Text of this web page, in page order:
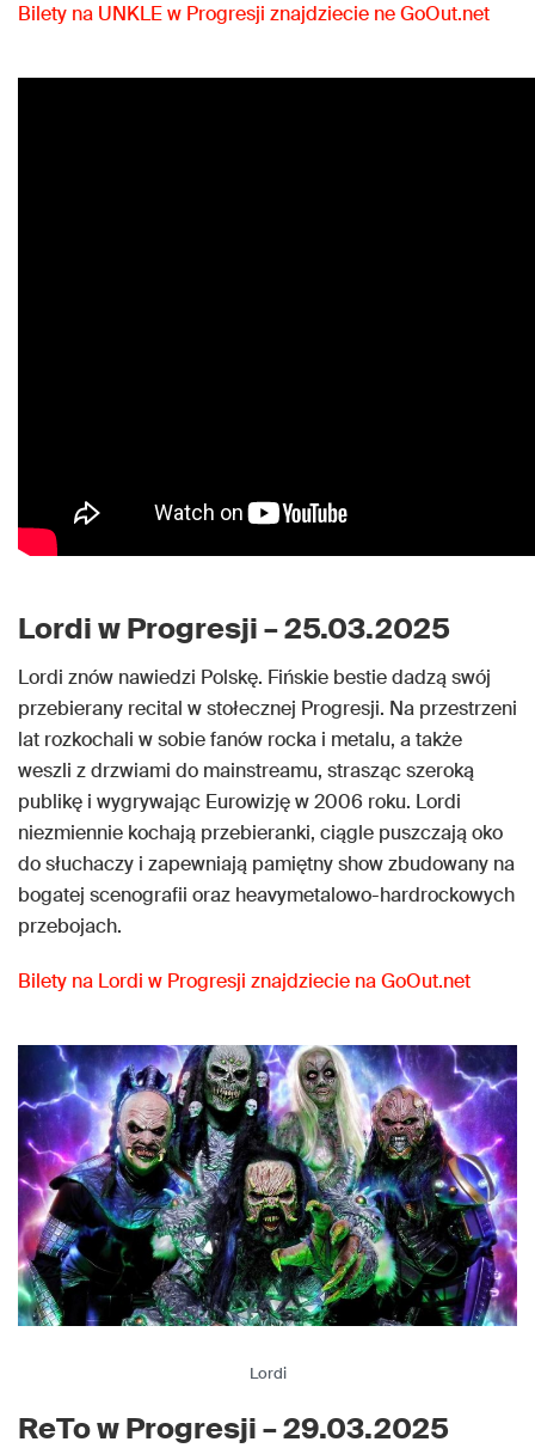
Bilety na UNKLE w Progresji znajdziecie ne GoOut.net
Lordi w Progresji – 25.03.2025
Lordi znów nawiedzi Polskę. Fińskie bestie dadzą swój
przebierany recital w stołecznej Progresji. Na przestrzeni
lat rozkochali w sobie fanów rocka i metalu, a także
weszli z drzwiami do mainstreamu, strasząc szeroką
publikę i wygrywając Eurowizję w 2006 roku. Lordi
niezmiennie kochają przebieranki, ciągle puszczają oko
do słuchaczy i zapewniają pamiętny show zbudowany na
bogatej scenografii oraz heavymetalowo-hardrockowych
przebojach.
Bilety na Lordi w Progresji znajdziecie na GoOut.net
Lordi
ReTo w Progresji – 29.03.2025